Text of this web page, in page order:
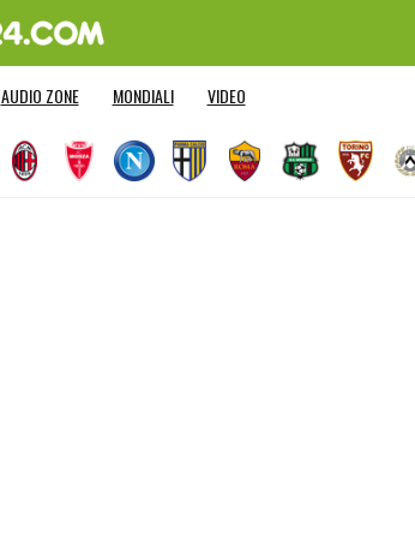
AUDIO ZONE MONDIALI VIDEO